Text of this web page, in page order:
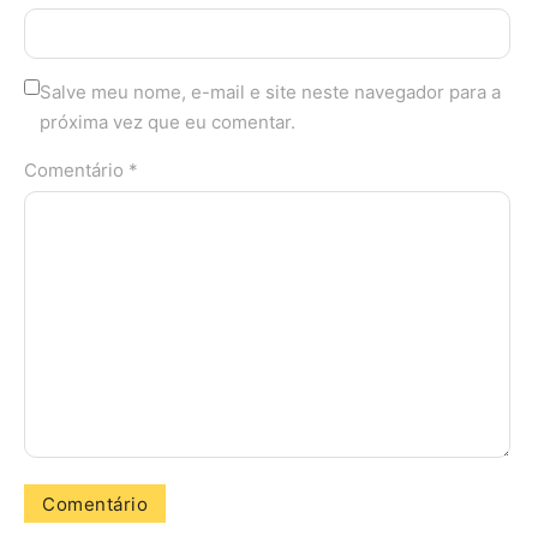
Salve meu nome, e-mail e site neste navegador para a
próxima vez que eu comentar.
Comentário *